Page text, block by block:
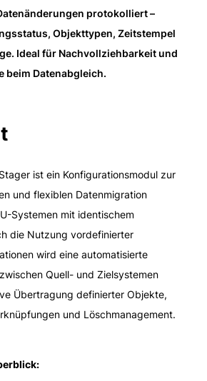
protokolliert –
Objekttypen, Zeitstempel
Ideal für Nachvollziehbarkeit und
beim Datenabgleich.
ist ein Konfigurationsmodul zur
und flexiblen Datenmigration
Systemen mit identischem
die Nutzung vordefinierter
wird eine automatisierte
Quell- und Zielsystemen
Übertragung definierter Objekte,
und Löschmanagement.